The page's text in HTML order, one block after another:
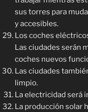
sus torres para
y accesibles.
Los coches
Las ciudades serán
coches nuevos
Las ciudades
limpio.
La electricidad será
La producción solar